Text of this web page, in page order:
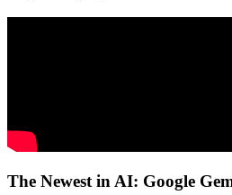
The Newest in AI: Google